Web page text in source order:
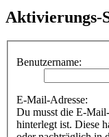
Aktivierungs-
Benutzername:
E-Mail-Adresse:
Du musst die E-
hinterlegt ist. Diese